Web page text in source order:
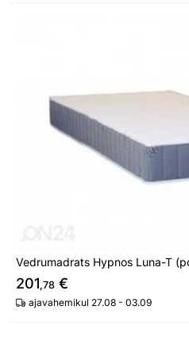
Vedrumadrats Hypnos Luna-T
201,78 €
ajavahemikul 27.08 - 03.09